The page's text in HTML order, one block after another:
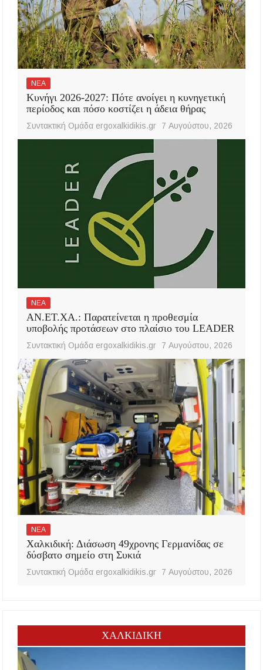
ΝΕΑ
Κυνήγι 2026-2027: Πότε ανοίγει η κυνηγετική
περίοδος και πόσο κοστίζει η άδεια θήρας
Συντακτική Ομάδα ergoxalkidikis.gr 7 Αυγούστου, 2026
ΝΕΑ
ΑΝ.ΕΤ.ΧΑ.: Παρατείνεται η προθεσμία
υποβολής προτάσεων στο πλαίσιο του LEADER
Συντακτική Ομάδα ergoxalkidikis.gr 7 Αυγούστου, 2026
ΝΕΑ
Χαλκιδική: Διάσωση 49χρονης Γερμανίδας σε
δύσβατο σημείο στη Συκιά
Συντακτική Ομάδα ergoxalkidikis.gr 7 Αυγούστου, 2026
ΧΑΛΚΙΔΙΚΗ